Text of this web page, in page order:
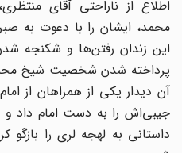
اطلاع از ناراحتی آقای
محمد، ایشان را با دعوت به
این زندان رفتن‌ها و شکنجه
پرداخته شدن شخصیت شیخ محمد
آن دیدار یکی از همراهان از
جیبی‌اش را به دست امام داد و
داستانی به لهجه لری را بازگو